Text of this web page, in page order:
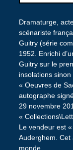
Dramaturge,
scénariste
Guitry (série
1952. Enrichi
Guitry sur le
insolations
« Oeuvres de
autographe
29 novembre
«
Le vendeur est
Auderghem.
monde.